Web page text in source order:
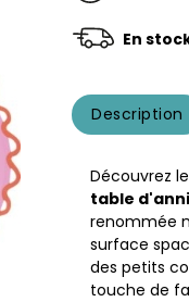
En
Description
Découvrez
table
renommée
surface
des petits
touche de